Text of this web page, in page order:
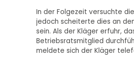
In der Folgezeit versuchte
jedoch scheiterte dies an
sein. Als der Kläger erfuhr,
Betriebsratsmitglied
meldete sich der Kläger